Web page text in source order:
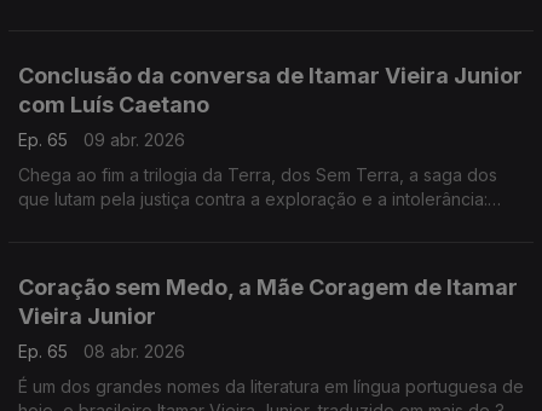
Conclusão da conversa de Itamar Vieira Junior
com Luís Caetano
Ep. 65
09 abr. 2026
Chega ao fim a trilogia da Terra, dos Sem Terra, a saga dos
que lutam pela justiça contra a exploração e a intolerância:
Coração sem Medo, a Mãe Coragem de Itamar
Vieira Junior
Ep. 65
08 abr. 2026
É um dos grandes nomes da literatura em língua portuguesa de